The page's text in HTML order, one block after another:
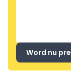
Word nu